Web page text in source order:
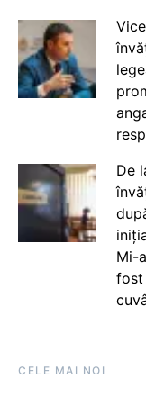
De
Mi-
fost
CELE MAI NOI